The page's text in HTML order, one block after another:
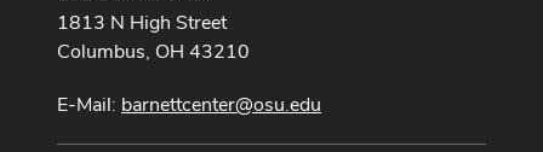
1813 N High Street
Columbus, OH 43210
E-Mail: barnettcenter@osu.edu